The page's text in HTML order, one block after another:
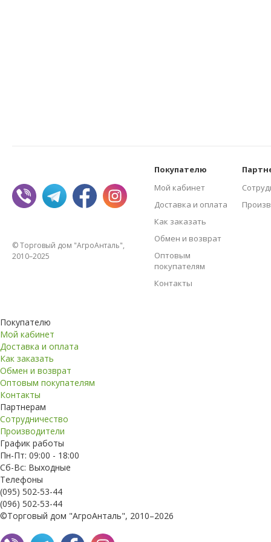
© Торговый дом "АгроАнталь",
2010–2025
Покупателю
Мой кабинет
Доставка и оплата
Как заказать
Обмен и возврат
Оптовым
покупателям
Контакты
Покупателю
Мой кабинет
Доставка и оплата
Как заказать
Обмен и возврат
Оптовым покупателям
Контакты
Партнерам
Сотрудничество
Производители
График работы
Пн-Пт: 09:00 - 18:00
Сб-Вс: Выходные
Телефоны
(095) 502-53-44
(096) 502-53-44
©Торговый дом "АгроАнталь", 2010–2026